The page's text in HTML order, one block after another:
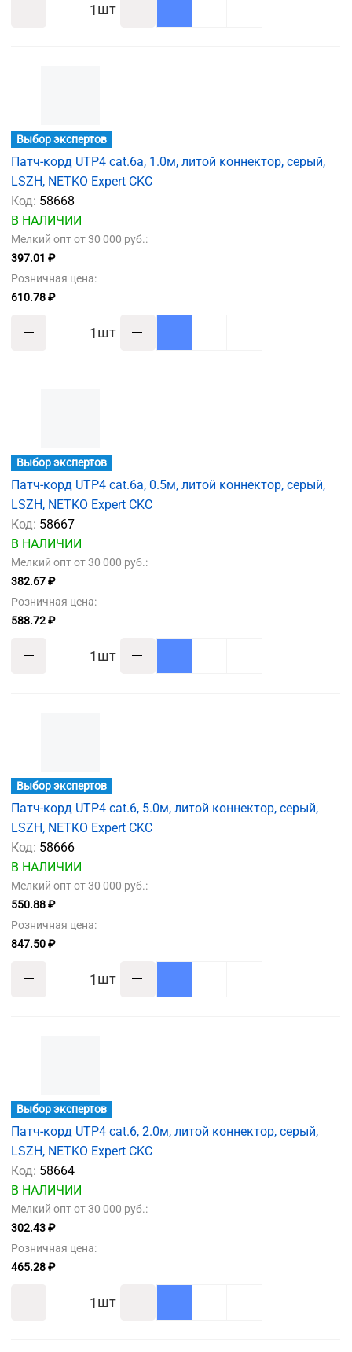
шт
Выбор экспертов
Патч-корд UTP4 cat.6a, 1.0м, литой коннектор, серый,
LSZH, NETKO Expert CKC
Код: 58668
В НАЛИЧИИ
Мелкий опт от 30 000 руб.:
397.01 ₽
Розничная цена:
610.78 ₽
шт
Выбор экспертов
Патч-корд UTP4 cat.6a, 0.5м, литой коннектор, серый,
LSZH, NETKO Expert CKC
Код: 58667
В НАЛИЧИИ
Мелкий опт от 30 000 руб.:
382.67 ₽
Розничная цена:
588.72 ₽
шт
Выбор экспертов
Патч-корд UTP4 cat.6, 5.0м, литой коннектор, серый,
LSZH, NETKO Expert CKC
Код: 58666
В НАЛИЧИИ
Мелкий опт от 30 000 руб.:
550.88 ₽
Розничная цена:
847.50 ₽
шт
Выбор экспертов
Патч-корд UTP4 cat.6, 2.0м, литой коннектор, серый,
LSZH, NETKO Expert CKC
Код: 58664
В НАЛИЧИИ
Мелкий опт от 30 000 руб.:
302.43 ₽
Розничная цена:
465.28 ₽
шт